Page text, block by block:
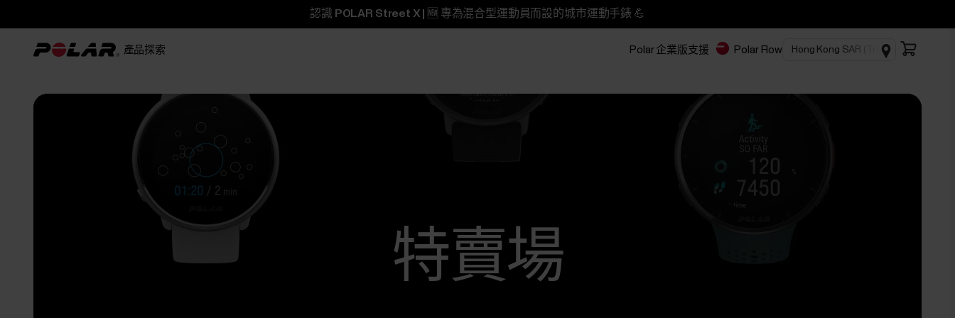
認識 POLAR Street X | 🆕 專為混合型運動員而設的城市運動手錶 💪
產品探索 Polar 企業版支援 Polar Flow
特賣場